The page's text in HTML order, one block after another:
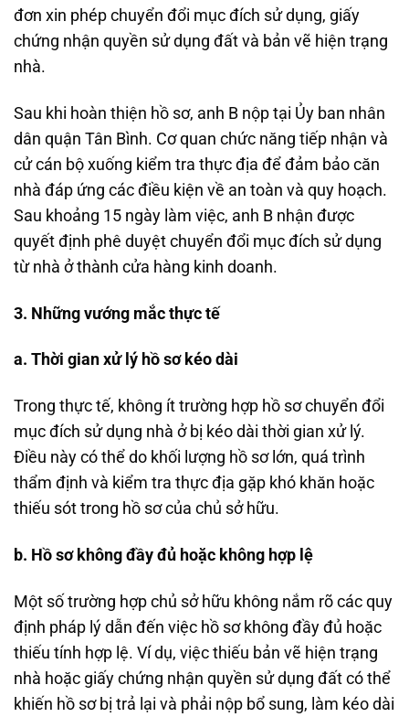
đơn xin phép chuyển đổi mục đích sử dụng, giấy
chứng nhận quyền sử dụng đất và bản vẽ hiện trạng
nhà.
Sau khi hoàn thiện hồ sơ, anh B nộp tại Ủy ban nhân
dân quận Tân Bình. Cơ quan chức năng tiếp nhận và
cử cán bộ xuống kiểm tra thực địa để đảm bảo căn
nhà đáp ứng các điều kiện về an toàn và quy hoạch.
Sau khoảng 15 ngày làm việc, anh B nhận được
quyết định phê duyệt chuyển đổi mục đích sử dụng
từ nhà ở thành cửa hàng kinh doanh.
3. Những vướng mắc thực tế
a. Thời gian xử lý hồ sơ kéo dài
Trong thực tế, không ít trường hợp hồ sơ chuyển đổi
mục đích sử dụng nhà ở bị kéo dài thời gian xử lý.
Điều này có thể do khối lượng hồ sơ lớn, quá trình
thẩm định và kiểm tra thực địa gặp khó khăn hoặc
thiếu sót trong hồ sơ của chủ sở hữu.
b. Hồ sơ không đầy đủ hoặc không hợp lệ
Một số trường hợp chủ sở hữu không nắm rõ các quy
định pháp lý dẫn đến việc hồ sơ không đầy đủ hoặc
thiếu tính hợp lệ. Ví dụ, việc thiếu bản vẽ hiện trạng
nhà hoặc giấy chứng nhận quyền sử dụng đất có thể
khiến hồ sơ bị trả lại và phải nộp bổ sung, làm kéo dài